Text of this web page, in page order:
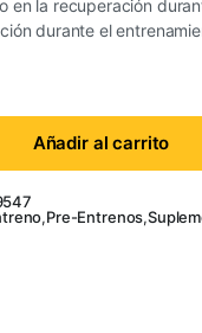
en la recuperación
durante el
Añadir al carrito
,Pre-Entrenos,